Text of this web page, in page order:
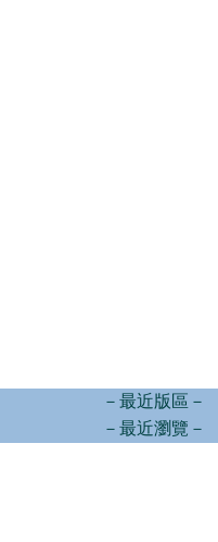
－最近版區－
－最近瀏覽－